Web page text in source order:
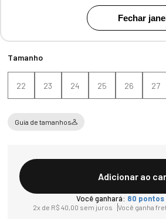
Fechar
Tamanho
22 23 24 25 26 27
Guia de tamanhos
Adicionar ao
Você ganhará: 80 pontos
2x de R$ 40,00 sem juros Você ganha